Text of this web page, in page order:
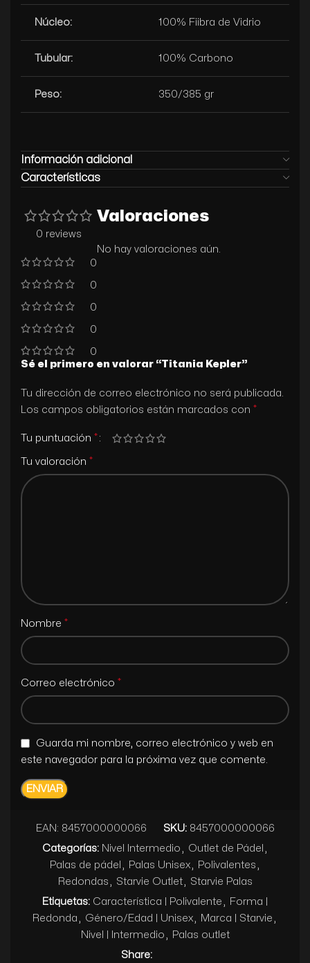
Núcleo: 100% Fiibra de Vidrio
Tubular: 100% Carbono
Peso: 350/385 gr
Información adicional
Características
0 reviews
0
0
0
0
0
Valoraciones
No hay valoraciones aún.
Sé el primero en valorar “Titania Kepler”
Tu dirección de correo electrónico no será publicada.
Los campos obligatorios están marcados con *
Tu puntuación *
Tu valoración *
Nombre *
Correo electrónico *
Guarda mi nombre, correo electrónico y web en
este navegador para la próxima vez que comente.
EAN: 8457000000066 SKU: 8457000000066
Categorías: Nivel Intermedio Outlet de Pádel
Palas de pádel
Palas Unisex Polivalentes
Redondas
Starvie Outlet
Starvie Palas
Etiquetas: Característica | Polivalente
Forma |
Redonda
Género/Edad | Unisex Marca | Starvie
Nivel | Intermedio
Palas outlet
Share: